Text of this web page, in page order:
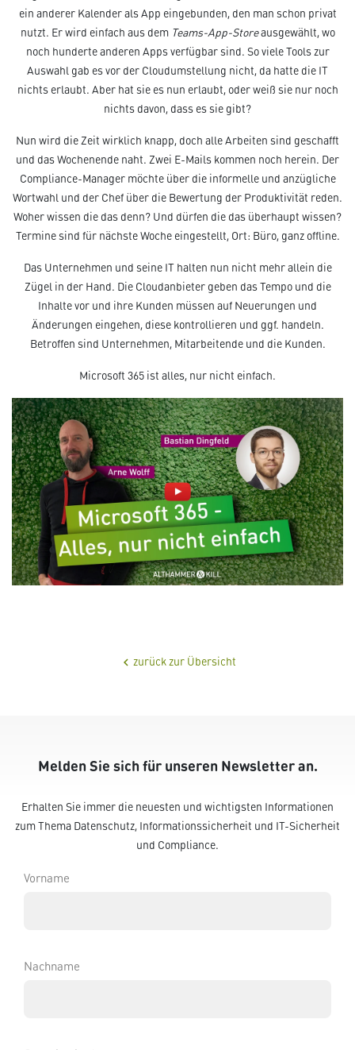
ein anderer Kalender als App eingebunden, den man schon privat
nutzt. Er wird einfach aus dem Teams-App-Storeausgewählt, wo
noch hunderte anderen Apps verfügbar sind. So viele Tools zur
Auswahl gab es vor der Cloudumstellung nicht, da hatte die IT
nichts erlaubt. Aber hat sie es nun erlaubt, oder weiß sie nur noch
nichts davon, dass es sie gibt?
Nun wird die Zeit wirklich knapp, doch alle Arbeiten sind geschafft
und das Wochenende naht. Zwei E-Mails kommen noch herein. Der
Compliance-Manager möchte über die informelle und anzügliche
Wortwahl und der Chef über die Bewertung der Produktivität reden.
Woher wissen die das denn? Und dürfen die das überhaupt wissen?
Termine sind für nächste Woche eingestellt, Ort: Büro, ganz offline.
Das Unternehmen und seine IT halten nun nicht mehr allein die
Zügel in der Hand. Die Cloudanbieter geben das Tempo und die
Inhalte vor und ihre Kunden müssen auf Neuerungen und
Änderungen eingehen, diese kontrollieren und ggf. handeln.
Betroffen sind Unternehmen, Mitarbeitende und die Kunden.
Microsoft 365 ist alles, nur nicht einfach.
chevron_left zurück zur Übersicht
Melden Sie sich für unseren Newsletter an.
Erhalten Sie immer die neuesten und wichtigsten Informationen
zum Thema Datenschutz, Informationssicherheit und IT-Sicherheit
und Compliance.
Vorname
Nachname